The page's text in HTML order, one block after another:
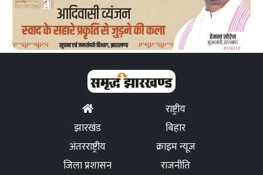
राष्ट्रीय
झारखंड
बिहार
अंतरराष्ट्रीय
क्राइम न्यूज
जिला प्रशासन
राजनीति